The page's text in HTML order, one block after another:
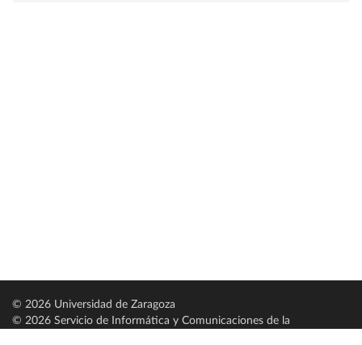
© 2026 Universidad de Zaragoza
© 2026 Servicio de Informática y Comunicaciones de la